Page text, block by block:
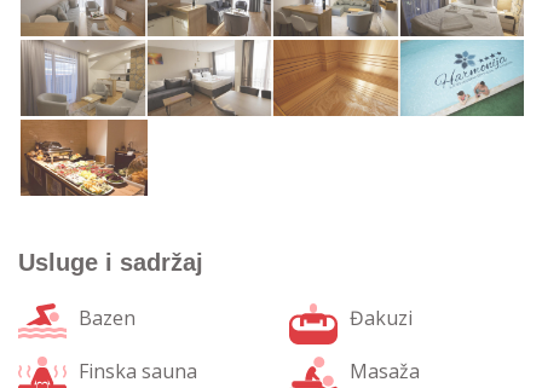
Usluge i sadržaj
Bazen
Đakuzi
Finska sauna
Masaža